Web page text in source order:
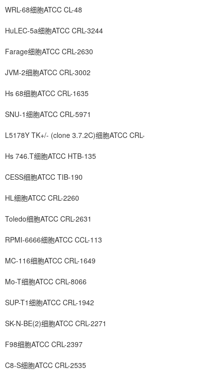
WRL-68细胞ATCC CL-48
HuLEC-5a细胞ATCC CRL-3244
Farage细胞ATCC CRL-2630
JVM-2细胞ATCC CRL-3002
Hs 68细胞ATCC CRL-1635
SNU-1细胞ATCC CRL-5971
L5178Y TK+/- (clone 3.7.2C)细胞ATCC CRL-
Hs 746.T细胞ATCC HTB-135
CESS细胞ATCC TIB-190
HL细胞ATCC CRL-2260
Toledo细胞ATCC CRL-2631
RPMI-6666细胞ATCC CCL-113
MC-116细胞ATCC CRL-1649
Mo-T细胞ATCC CRL-8066
SUP-T1细胞ATCC CRL-1942
SK-N-BE(2)细胞ATCC CRL-2271
F98细胞ATCC CRL-2397
C8-S细胞ATCC CRL-2535